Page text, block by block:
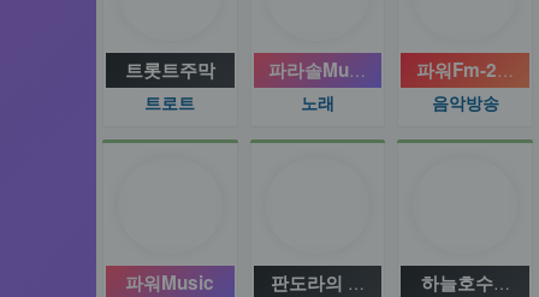
트롯트주막
트로트
파라솔Music in 라이브
노래
파워Fm-24 -
음악방송
파워Music 판도라의 상자 하늘호수방송